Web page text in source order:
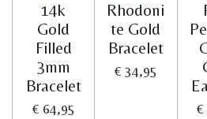
14k
Gold
Filled
3mm
Bracelet
€ 64,95
Rhodoni
te Gold
Bracelet
€ 34,95
€